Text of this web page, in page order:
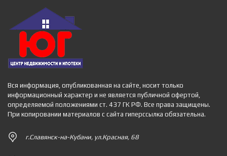
Вся информация, опубликованная на сайте, носит только
информационный характер и не является публичной офертой,
определяемой положениями ст. 437 ГК РФ. Все права защищены.
При копировании материалов с сайта гиперссылка обязательна.
г.Славянск-на-Кубани, ул.Красная, 68